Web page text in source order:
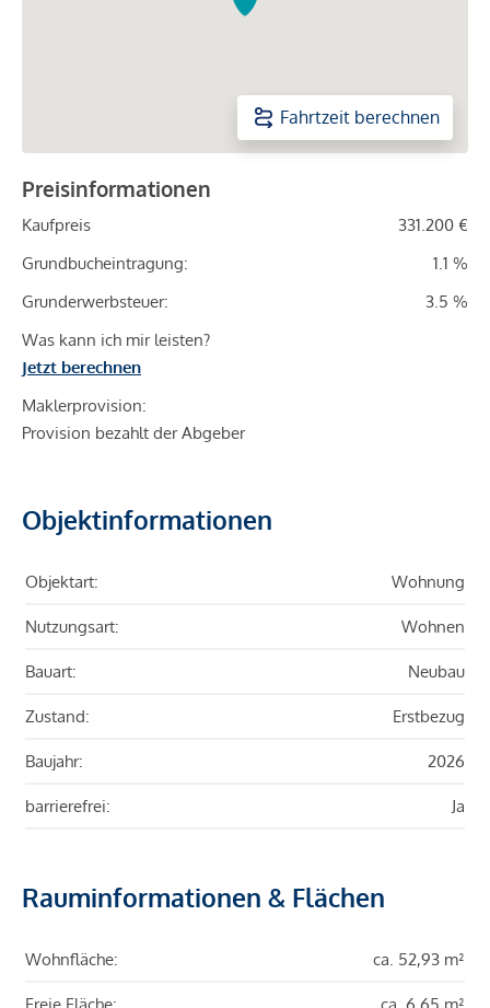
Fahrtzeit berechnen
Preisinformationen
Kaufpreis
331.200 €
Grundbucheintragung:
1.1 %
Grunderwerbsteuer:
3.5 %
Was kann ich mir leisten?
Jetzt berechnen
Maklerprovision:
Provision bezahlt der Abgeber
Objektinformationen
Objektart: Wohnung
Nutzungsart: Wohnen
Bauart: Neubau
Zustand: Erstbezug
Baujahr: 2026
barrierefrei: Ja
Rauminformationen & Flächen
Wohnfläche: ca. 52,93 m²